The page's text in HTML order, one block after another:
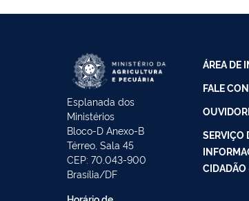
Esplanada dos
Ministérios
Bloco-D Anexo-B
Térreo, Sala 45
CEP: 70.043-900
Brasília/DF
Horário de
ÁREA DE
FALE
SERVIÇO